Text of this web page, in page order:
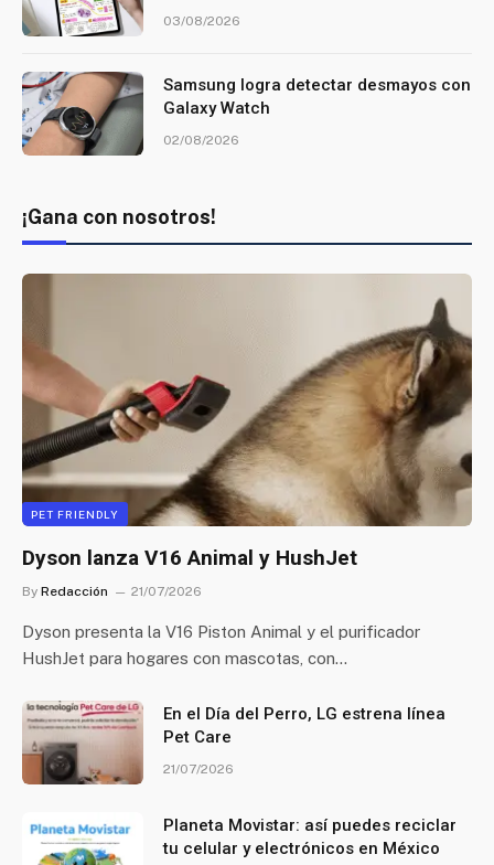
03/08/2026
Samsung logra detectar desmayos con
Galaxy Watch
02/08/2026
¡Gana con nosotros!
PET FRIENDLY
Dyson lanza V16 Animal y HushJet
By Redacción 21/07/2026
Dyson presenta la V16 Piston Animal y el purificador
HushJet para hogares con mascotas, con…
En el Día del Perro, LG estrena línea
Pet Care
21/07/2026
Planeta Movistar: así puedes reciclar
tu celular y electrónicos en México